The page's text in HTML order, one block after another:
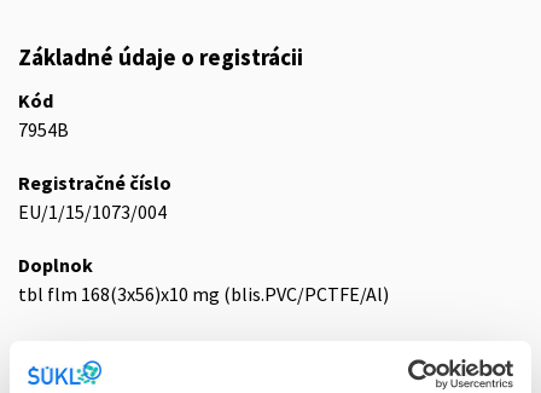
Základné údaje o registrácii
Kód
7954B
Registračné číslo
EU/1/15/1073/004
Doplnok
tbl flm 168(3x56)x10 mg (blis.PVC/PCTFE/Al)
E - EU registrácia